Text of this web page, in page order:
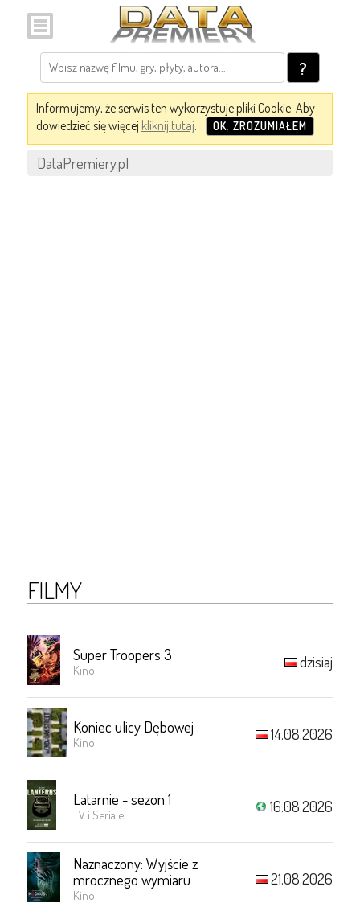
?
Informujemy, że serwis ten wykorzystuje pliki Cookie. Aby
dowiedzieć się więcej kliknij tutaj. OK, ZROZUMIAŁEM
DataPremiery.pl
FILMY
Super Troopers 3
Kino dzisiaj
Koniec ulicy Dębowej
Kino 14.08.2026
Latarnie - sezon 1
TV i Seriale 16.08.2026
Naznaczony: Wyjście z
mrocznego wymiaru
Kino
21.08.2026